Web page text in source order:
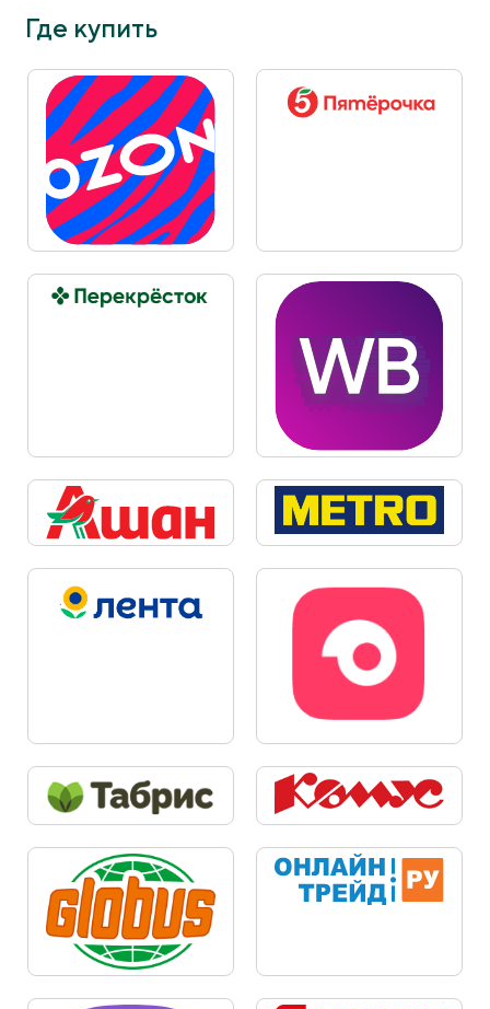
Где купить